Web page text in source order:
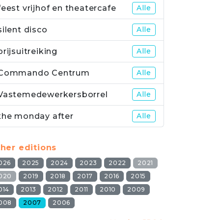
vrijhof en theatercafe Alle
disco Alle
Alle
Centrum Alle
Alle
monday after Alle
editions
2025 2024 2023 2022
2021
2019 2018 2017 2016
2015
2013 2012 2011 2010
2009
2007 2006